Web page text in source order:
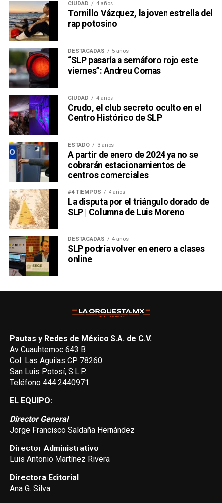
CIUDAD 4 años
Tornillo Vázquez, la joven estrella del
rap potosino
DESTACADAS 5 años
“SLP pasaría a semáforo rojo este
viernes”: Andreu Comas
CIUDAD 4 años
Crudo, el club secreto oculto en el
Centro Histórico de SLP
ESTADO 3 años
A partir de enero de 2024 ya no se
cobrarán estacionamientos de
centros comerciales
#4 TIEMPOS 4 años
La disputa por el triángulo dorado de
SLP | Columna de Luis Moreno
DESTACADAS 4 años
SLP podría volver en enero a clases
online
Pautas y Redes de México S.A. de C.V.
Av Cuauhtemoc 643 B
Col. Las Aguilas CP 78260
San Luis Potosí, S.L.P.
Teléfono 444 2440971
EL EQUIPO:
Director General
Jorge Francisco Saldaña Hernández
Director Administrativo
Luis Antonio Martínez Rivera
Directora Editorial
Ana G. Silva